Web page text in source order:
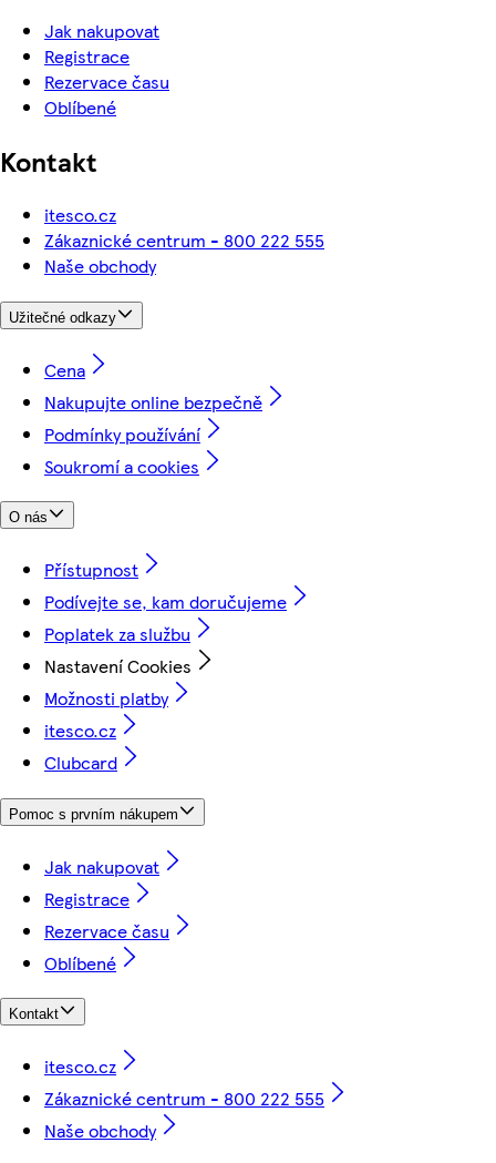
Jak nakupovat
Registrace
Rezervace času
Oblíbené
Kontakt
itesco.cz
Zákaznické centrum - 800 222 555
Naše obchody
Užitečné odkazy
Cena
Nakupujte online bezpečně
Podmínky používání
Soukromí a cookies
O nás
Přístupnost
Podívejte se, kam doručujeme
Poplatek za službu
Nastavení Cookies
Možnosti platby
itesco.cz
Clubcard
Pomoc s prvním nákupem
Jak nakupovat
Registrace
Rezervace času
Oblíbené
Kontakt
itesco.cz
Zákaznické centrum - 800 222 555
Naše obchody